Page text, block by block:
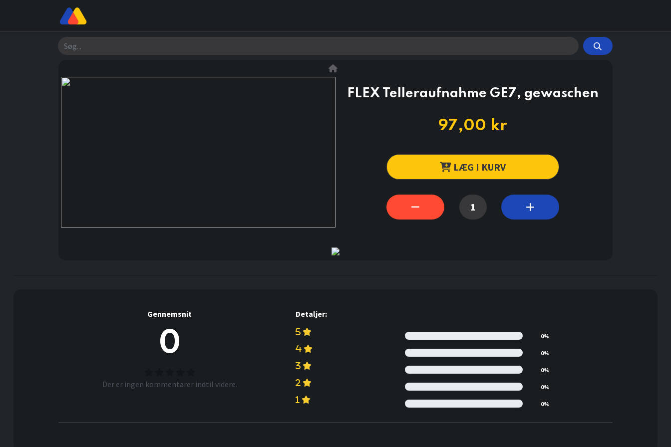
Søg
FLEX Telleraufnahme GE7, gewaschen
97,00 kr
LÆG I KURV
Gennemsnit
0
Der er ingen kommentarer indtil videre.
Detaljer:
0%
0%
0%
0%
0%